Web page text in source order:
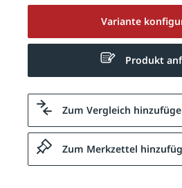
Variante
Produkt
Zum Vergleich
Zum Merkzettel